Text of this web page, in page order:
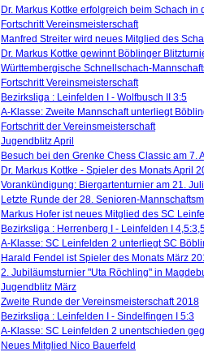
Dr. Markus Kottke erfolgreich beim Schach
Fortschritt Vereinsmeisterschaft
Manfred Streiter wird neues Mitglied des
Dr. Markus Kottke gewinnt Böblinger
Württembergische Schnellschach-
Fortschritt Vereinsmeisterschaft
Bezirksliga : Leinfelden I - Wolfbusch II 3:5
A-Klasse: Zweite Mannschaft unterliegt
Fortschritt der Vereinsmeisterschaft
Jugendblitz April
Besuch bei den Grenke Chess Classic am 7.
Dr. Markus Kottke - Spieler des Monats April
Vorankündigung: Biergartenturnier am 21.
Letzte Runde der 28. Senioren-
Markus Hofer ist neues Mitglied des SC
Bezirksliga : Herrenberg I - Leinfelden I
A-Klasse: SC Leinfelden 2 unterliegt SC
Harald Fendel ist Spieler des Monats März
2. Jubiläumsturnier "Uta Röchling" in
Jugendblitz März
Zweite Runde der Vereinsmeisterschaft 2018
Bezirksliga : Leinfelden I - Sindelfingen I 5:3
A-Klasse: SC Leinfelden 2 unentschieden
Neues Mitglied Nico Bauerfeld